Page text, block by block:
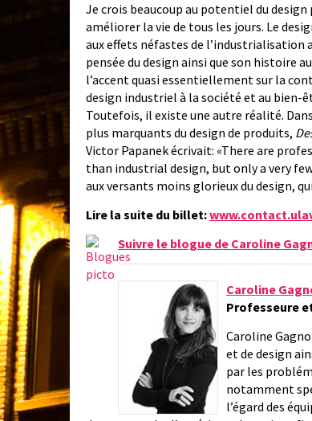
Je crois beaucoup au potentiel du
améliorer la vie de tous les jours. Le
aux effets néfastes de l’industrialisation
pensée du design ainsi que son histoire
l’accent quasi essentiellement sur la
design industriel à la société et au bien-
Toutefois, il existe une autre réalité.
plus marquants du design de produits,
Victor Papanek écrivait: «There are
than industrial design, but only a very
aux versants moins glorieux du design,
Lire la suite du billet:
Suivre le blogue de Caroline
Caroline
Professeure
Caroline
et de design
par les
notamment
l’égard des